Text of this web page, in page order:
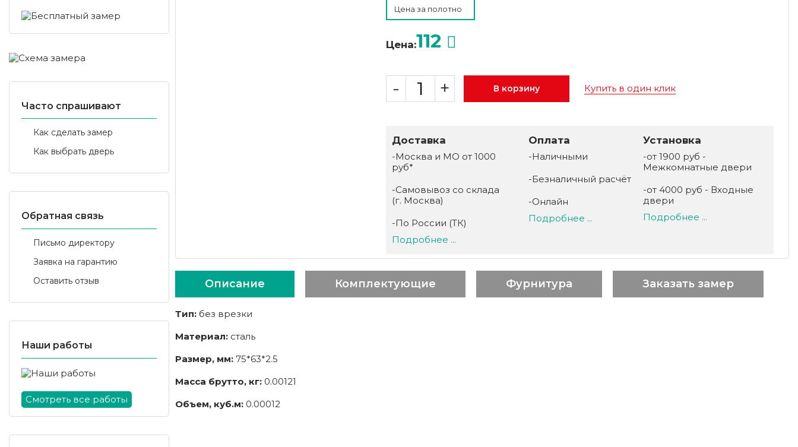
Часто спрашивают
Как сделать замер
Как выбрать дверь
Обратная связь
Письмо директору
Заявка на гарантию
Оставить отзыв
Наши работы
Смотреть все работы
Цена за полотно
Цена:112
- + В корзину Купить в один клик
Доставка
-Москва и МО от 1000
руб*
-Самовывоз со склада
(г. Москва)
-По России (ТК)
Подробнее ...
Оплата
-Наличными
-Безналичный расчёт
-Онлайн
Подробнее ...
Установка
-от 1900 руб -
Межкомнатные двери
-от 4000 руб - Входные
двери
Подробнее ...
Описание Комплектующие Фурнитура Заказать замер
Тип: без врезки
Материал: сталь
Размер, мм: 75*63*2.5
Масса брутто, кг: 0.00121
Объем, куб.м: 0.00012